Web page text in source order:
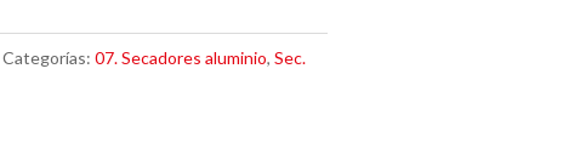
Categorías: 07. Secadores aluminio, Sec.